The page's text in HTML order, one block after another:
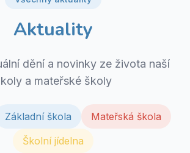
Aktuality
dění a novinky ze života naší
a mateřské školy
Základní škola
Mateřská škola
Školní jídelna